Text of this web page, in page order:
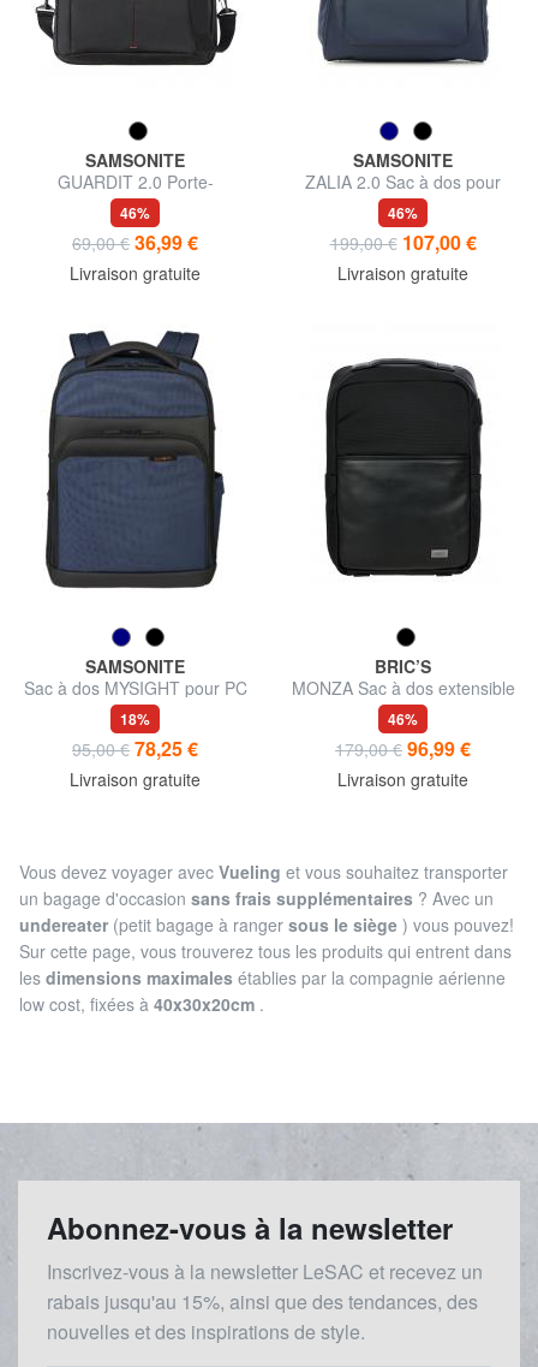
SAMSONITE
GUARDIT 2.0 Porte-
documents pour ordinateur
portable 13"
46%
69,00 € 36,99 €
Livraison gratuite
SAMSONITE
ZALIA 2.0 Sac à dos pour
ordinateur portable 14 "
46%
199,00 € 107,00 €
Livraison gratuite
SAMSONITE
Sac à dos MYSIGHT pour PC
18%
95,00 € 78,25 €
Livraison gratuite
BRIC’S
MONZA Sac à dos extensible
pour pc 14" avec USB
46%
179,00 € 96,99 €
Livraison gratuite
Vous devez voyager avec Vueling et vous souhaitez transporter
un bagage d'occasion sans frais supplémentaires ? Avec un
undereater (petit bagage à ranger sous le siège ) vous pouvez!
Sur cette page, vous trouverez tous les produits qui entrent dans
les dimensions maximales établies par la compagnie aérienne
low cost, fixées à 40x30x20cm .
Abonnez-vous à la newsletter
Inscrivez-vous à la newsletter LeSAC et recevez un
rabais jusqu'au 15%, ainsi que des tendances, des
nouvelles et des inspirations de style.